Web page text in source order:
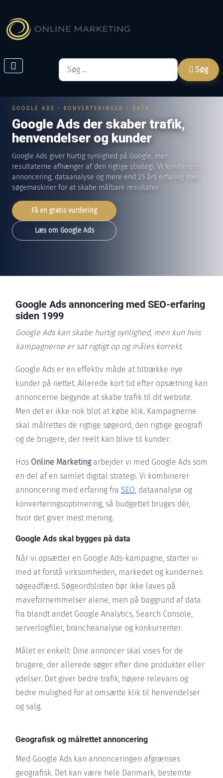
Søg
Søg
GOOGLE ADS • KONVERTERINGER • DATA
Google Ads der skaber trafik,
henvendelser og kunder
Google Ads giver hurtig synlighed på Google, men
resultaterne afhænger af den rigtige strategi. Vi kombinerer
annoncering, dataanalyse og mere end 25 års erfaring med
søgemaskiner for at skabe målbare resultater.
Få en gratis vurdering
Læs om Google Ads
Google Ads annoncering med SEO-erfaring
siden 1999
Google Ads kan skabe hurtig synlighed, men kun hvis
kampagnerne er sat rigtigt op og måles korrekt.
Google Ads er en effektiv måde at tiltrække nye
kunder på nettet. Allerede kort tid efter opsætning kan
annoncerne begynde at skabe trafik til dit website.
Men det er ikke nok blot at købe klik. Kampagnerne
skal målrettes de rigtige søgeord, den rigtige geografi
og de brugere, der reelt kan blive til kunder.
Hos Online Marketingarbejder vi med Google Ads som
en del af en samlet digital strategi. Vi kombinerer
annoncering med erfaring fra SEO , dataanalyse og
konverteringsoptimering, så budgettet bruges dér,
hvor det giver mest mening.
Google Ads skal bygges på data
Når vi opsætter en Google Ads-kampagne, starter vi
med at forstå virksomheden, markedet og kundernes
søgeadfærd. Søgeordslisten bør ikke laves på
mavefornemmelser alene, men på baggrund af data
fra blandt andet Google Analytics, Search Console,
serverlogfiler, brancheanalyse og konkurrenter.
Målet er enkelt: Dine annoncer skal vises for de
brugere, der allerede søger efter dine produkter eller
ydelser. Det giver bedre trafik, højere relevans og
bedre mulighed for at omsætte klik til henvendelser
og salg.
Geografisk og målrettet annoncering
Med Google Ads kan annonceringen afgrænses
geografisk. Det kan være hele Danmark, bestemte